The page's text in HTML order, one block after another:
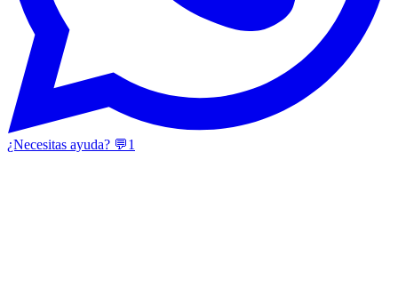
¿Necesitas ayuda? 💬1